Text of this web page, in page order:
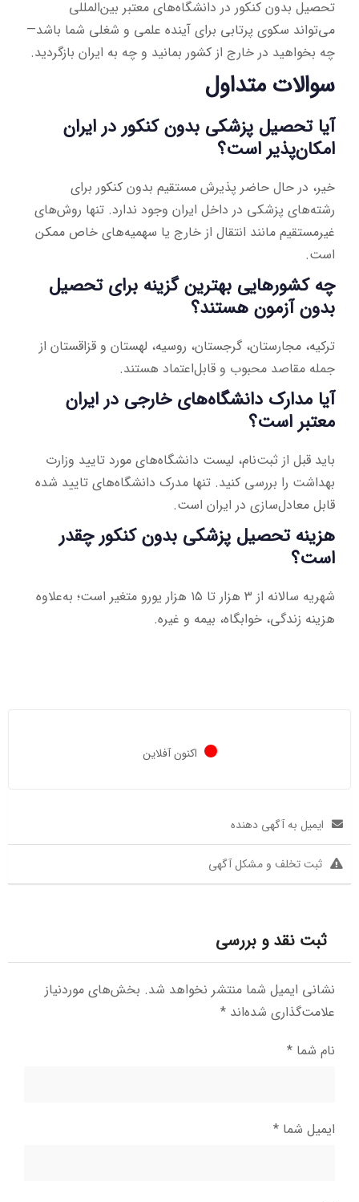
تحصیل بدون کنکور در دانشگاه‌های معتبر بین‌المللی
می‌تواند سکوی پرتابی برای آینده علمی و شغلی شما باشد—
چه بخواهید در خارج از کشور بمانید و چه به ایران بازگردید.
سوالات متداول
آیا تحصیل پزشکی بدون کنکور در ایران
امکان‌پذیر است؟
خیر، در حال حاضر پذیرش مستقیم بدون کنکور برای
رشته‌های پزشکی در داخل ایران وجود ندارد. تنها روش‌های
غیرمستقیم مانند انتقال از خارج یا سهمیه‌های خاص ممکن
است.
چه کشورهایی بهترین گزینه برای تحصیل
بدون آزمون هستند؟
ترکیه، مجارستان، گرجستان، روسیه، لهستان و قزاقستان از
جمله مقاصد محبوب و قابل‌اعتماد هستند.
آیا مدارک دانشگاه‌های خارجی در ایران
معتبر است؟
باید قبل از ثبت‌نام، لیست دانشگاه‌های مورد تایید وزارت
بهداشت را بررسی کنید. تنها مدرک دانشگاه‌های تایید شده
قابل معادل‌سازی در ایران است.
هزینه تحصیل پزشکی بدون کنکور چقدر
است؟
شهریه سالانه از ۳ هزار تا ۱۵ هزار یورو متغیر است؛ به‌علاوه
هزینه زندگی، خوابگاه، بیمه و غیره.
اکنون آفلاین
ایمیل به آگهی دهنده
ثبت تخلف و مشکل آگهی
ثبت نقد و بررسی
نشانی ایمیل شما منتشر نخواهد شد. بخش‌های موردنیاز
علامت‌گذاری شده‌اند *
نام شما *
ایمیل شما *